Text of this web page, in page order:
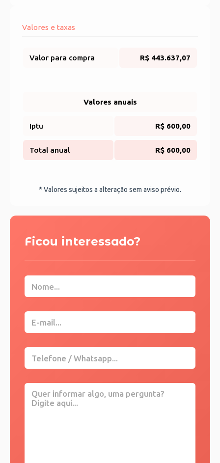
Valores e taxas
Valor para compra R$ 443.637,07
Valores anuais
Iptu R$ 600,00
Total anual R$ 600,00
* Valores sujeitos a alteração sem aviso prévio.
Ficou interessado?